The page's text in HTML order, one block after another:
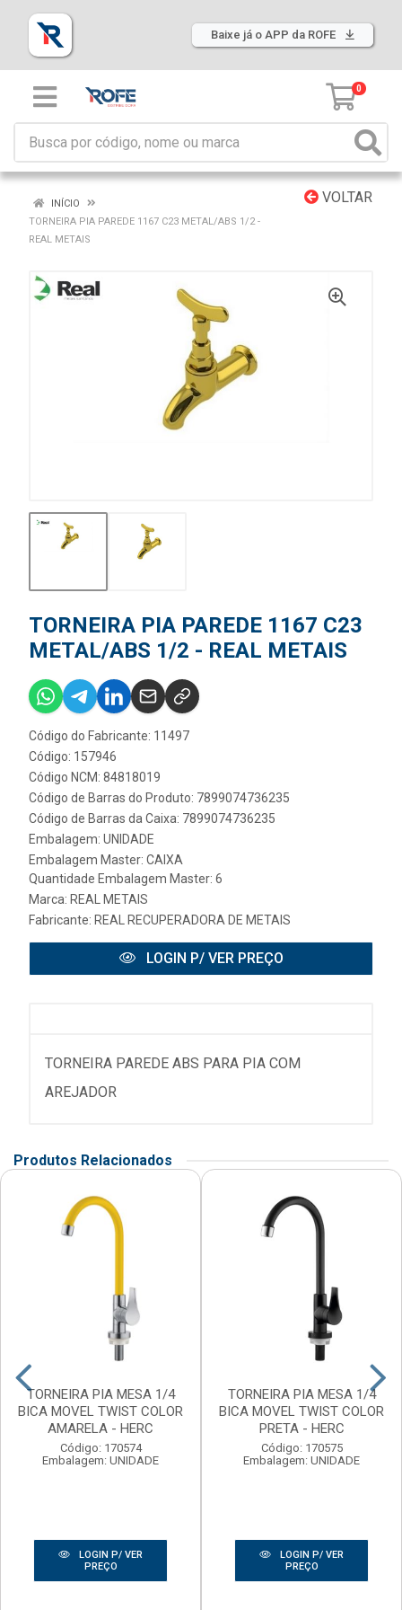
Baixe já o APP da ROFE
0
VOLTAR
INÍCIO
TORNEIRA PIA PAREDE 1167 C23 METAL/ABS 1/2 -
REAL METAIS
TORNEIRA PIA PAREDE 1167 C23
METAL/ABS 1/2 - REAL METAIS
Código do Fabricante: 11497
Código: 157946
Código NCM: 84818019
Código de Barras do Produto: 7899074736235
Código de Barras da Caixa: 7899074736235
Embalagem: UNIDADE
Embalagem Master: CAIXA
Quantidade Embalagem Master: 6
Marca: REAL METAIS
Fabricante: REAL RECUPERADORA DE METAIS
LOGIN P/ VER PREÇO
TORNEIRA PAREDE ABS PARA PIA COM
AREJADOR
Produtos Relacionados
TORNEIRA PIA MESA 1/4
BICA MOVEL TWIST COLOR
AMARELA - HERC
Código: 170574
Embalagem: UNIDADE
LOGIN P/ VER
PREÇO
TORNEIRA PIA MESA 1/4
BICA MOVEL TWIST COLOR
PRETA - HERC
Código: 170575
Embalagem: UNIDADE
LOGIN P/ VER
PREÇO